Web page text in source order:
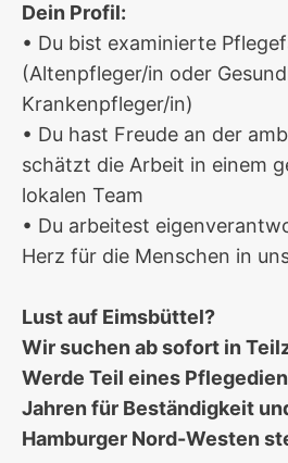
Dein Profil:
• Du bist examinierte
(Altenpfleger/in oder
Krankenpfleger/in)
• Du hast Freude an der
schätzt die Arbeit in einem
lokalen Team
• Du arbeitest
Herz für die Menschen in
Lust auf Eimsbüttel?
Wir suchen ab sofort in
Werde Teil eines
Jahren für Beständigkeit
Hamburger Nord-Westen